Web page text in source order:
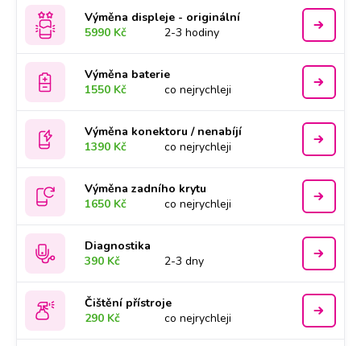
Výměna displeje - originální
5990 Kč
2-3 hodiny
Výměna baterie
1550 Kč
co nejrychleji
Výměna konektoru / nenabíjí
1390 Kč
co nejrychleji
Výměna zadního krytu
1650 Kč
co nejrychleji
Diagnostika
390 Kč
2-3 dny
Čištění přístroje
290 Kč
co nejrychleji